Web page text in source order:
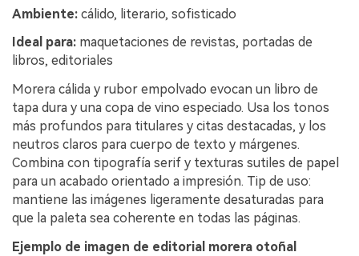
Ambiente: cálido, literario, sofisticado
Ideal para: maquetaciones de revistas, portadas de
libros, editoriales
Morera cálida y rubor empolvado evocan un libro de
tapa dura y una copa de vino especiado. Usa los tonos
más profundos para titulares y citas destacadas, y los
neutros claros para cuerpo de texto y márgenes.
Combina con tipografía serif y texturas sutiles de papel
para un acabado orientado a impresión. Tip de uso:
mantiene las imágenes ligeramente desaturadas para
que la paleta sea coherente en todas las páginas.
Ejemplo de imagen de editorial morera otoñal